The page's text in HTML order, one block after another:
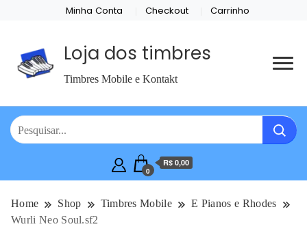
Minha Conta Checkout Carrinho
Loja dos timbres
Timbres Mobile e Kontakt
0
R$ 0,00
Home Shop Timbres Mobile
E Pianos e Rhodes
Wurli Neo Soul.sf2